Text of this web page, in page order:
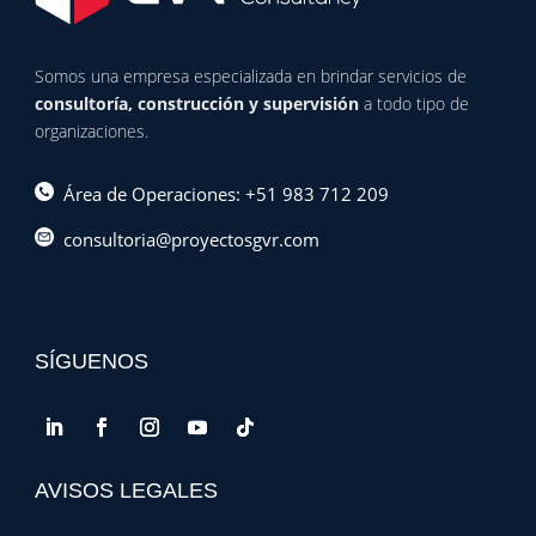
Somos una empresa especializada en brindar servicios de
consultoría, construcción y supervisión a todo tipo de
organizaciones.
Área de Operaciones: +51 983 712 209
consultoria@proyectosgvr.com
SÍGUENOS
AVISOS LEGALES